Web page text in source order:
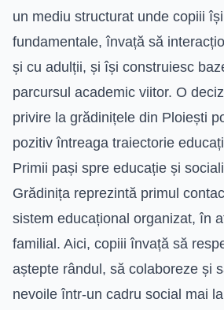
un mediu structurat unde copiii
fundamentale, învață să
și cu adulții, și își construiesc
parcursul academic viitor. O
privire la grădinițele din Ploiești
pozitiv întreaga traiectorie
Primii pași spre educație și
Grădinița reprezintă primul
sistem educațional organizat, în
familial. Aici, copiii învață să
aștepte rândul, să colaboreze și
nevoile într-un cadru social mai